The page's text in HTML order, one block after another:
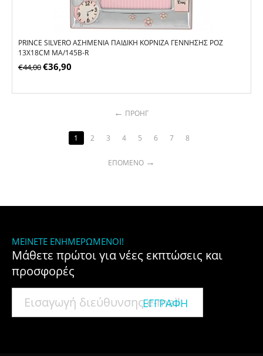
PRINCE SILVERO ΑΣΗΜΈΝΙΑ ΠΑΙΔΙΚΉ ΚΟΡΝΊΖΑ ΓΈΝΝΗΣΗΣ ΡΟΖ
13X18CM MA/145B-R
€44,00€36,90
ΠΡΟΗΓ
1 2 3 4 5 6 7 8
ΕΠΌΜΕΝΟ
ΜΕΊΝΕΤΕ ΕΝΗΜΕΡΩΜΈΝΟΙ!
Μάθετε πρώτοι για νέες εκπτώσεις και
προσφορές
ΕΓΓΡΑΦΉ